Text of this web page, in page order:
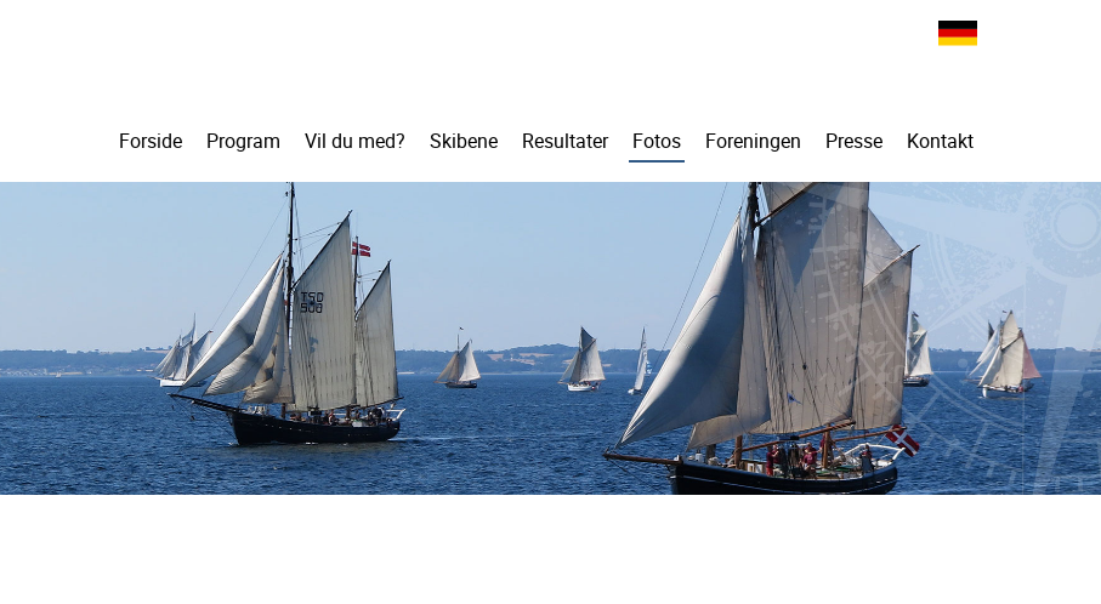
Forside Program Vil du med? Skibene Resultater Fotos Foreningen Presse Kontakt